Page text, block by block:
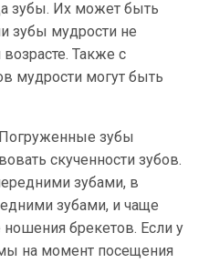
зубы. Их может быть
зубы мудрости не
Также с
мудрости могут быть
зубы
скученности зубов.
зубами, в
зубами, и чаще
брекетов. Если у
на момент посещения